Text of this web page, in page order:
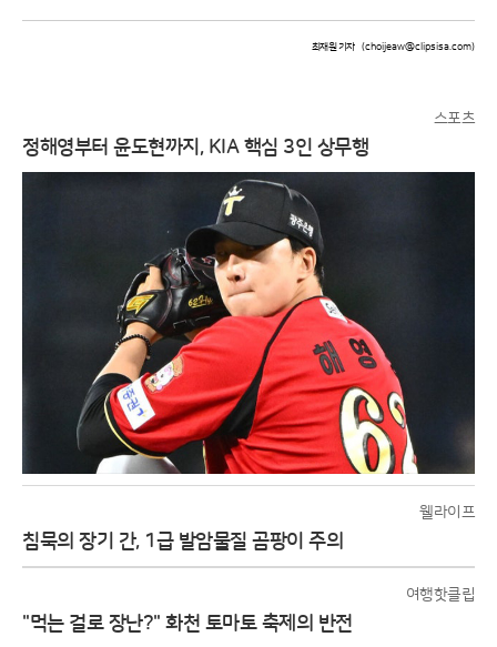
최재원 기자 (choijeaw@clipsisa.com)
스포츠
정해영부터 윤도현까지, KIA 핵심 3인 상무행
웰라이프
침묵의 장기 간, 1급 발암물질 곰팡이 주의
여행핫클립
"먹는 걸로 장난?" 화천 토마토 축제의 반전